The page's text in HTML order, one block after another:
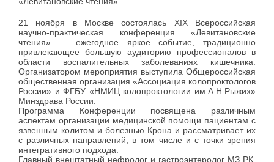
21 ноября в Москве состоялась XIX Всероссийская
научно-практическая конференция «Левитановские
чтения» — ежегодное яркое событие, традиционно
привлекающее большую аудиторию профессионалов в
области воспалительных заболеваниях кишечника.
Организатором мероприятия выступила Общероссийская
общественная организация «Ассоциация колопроктологов
России» и ФГБУ «НМИЦ колопроктологии им.А.Н.Рыжих»
Минздрава России.
Программа Конференции посвящена различным
аспектам организации медицинской помощи пациентам с
язвенным колитом и болезнью Крона и рассматривает их
с различных направлений, в том числе и с точки зрения
интегративного подхода.
Главный внештатный нефролог и гастроэнтеролог МЗ РК,